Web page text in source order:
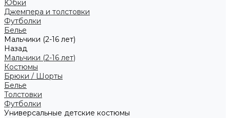
Юбки
Джемпера и толстовки
Футболки
Белье
Мальчики (2-16 лет)
Назад
Мальчики (2-16 лет)
Костюмы
Брюки / Шорты
Белье
Толстовки
Футболки
Универсальные детские костюмы